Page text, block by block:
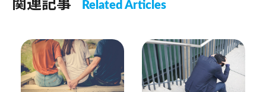
関連記事 Related Articles